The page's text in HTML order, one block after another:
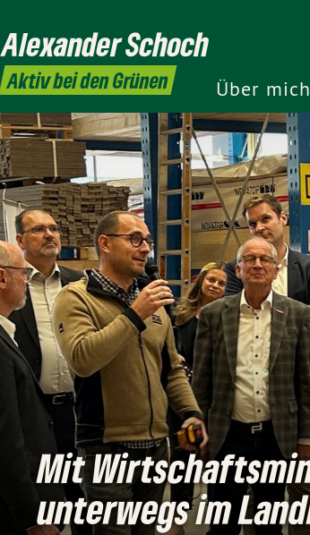
AlexanderSchoch
Aktiv bei den Grünen Über mich
Mit
unterwegs im